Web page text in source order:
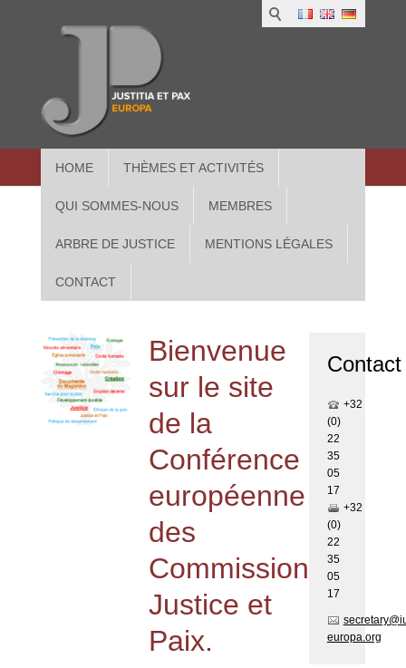
HOME THÈMES ET ACTIVITÉS
QUI SOMMES-NOUS MEMBRES
ARBRE DE JUSTICE MENTIONS LÉGALES
CONTACT
in
Bienvenue
sur le site
de la
Conférence
européenne
des
Commissions
Justice et
Paix.
Contact
+32
(0)
22
35
05
17
+32
(0)
22
35
05
17
europa.org